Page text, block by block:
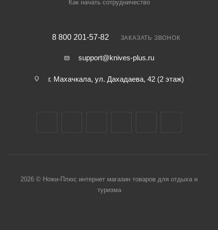
Как начать сотрудничество
8 800 201-57-82 ЗАКАЗАТЬ ЗВОНОК
support@knives-plus.ru
г. Махачкала, ул. Дахадаева, 42 (2 этаж)
2026 © Ножи-Плюс интернет магазин товаров для отдыха и
туризма